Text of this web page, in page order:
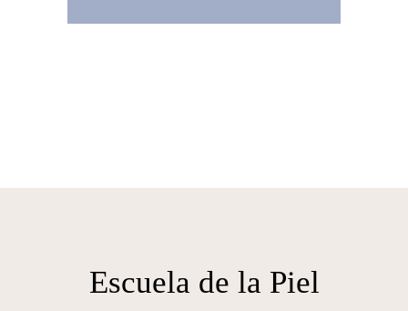
Escuela de la Piel